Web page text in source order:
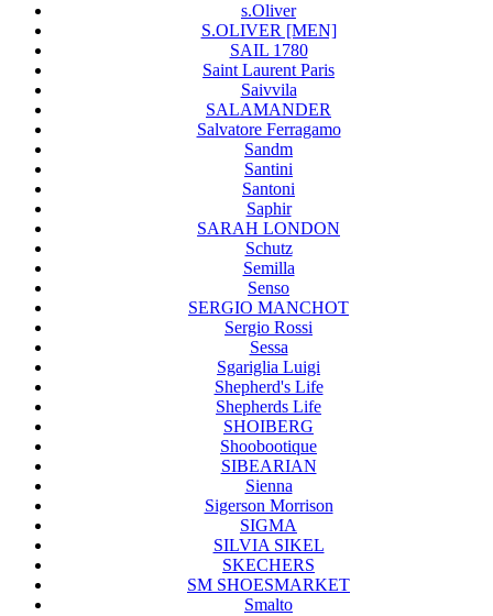
s.Oliver
S.OLIVER [MEN]
SAIL 1780
Saint Laurent Paris
Saivvila
SALAMANDER
Salvatore Ferragamo
Sandm
Santini
Santoni
Saphir
SARAH LONDON
Schutz
Semilla
Senso
SERGIO MANCHOT
Sergio Rossi
Sessa
Sgariglia Luigi
Shepherd's Life
Shepherds Life
SHOIBERG
Shoobootique
SIBEARIAN
Sienna
Sigerson Morrison
SIGMA
SILVIA SIKEL
SKECHERS
SM SHOESMARKET
Smalto